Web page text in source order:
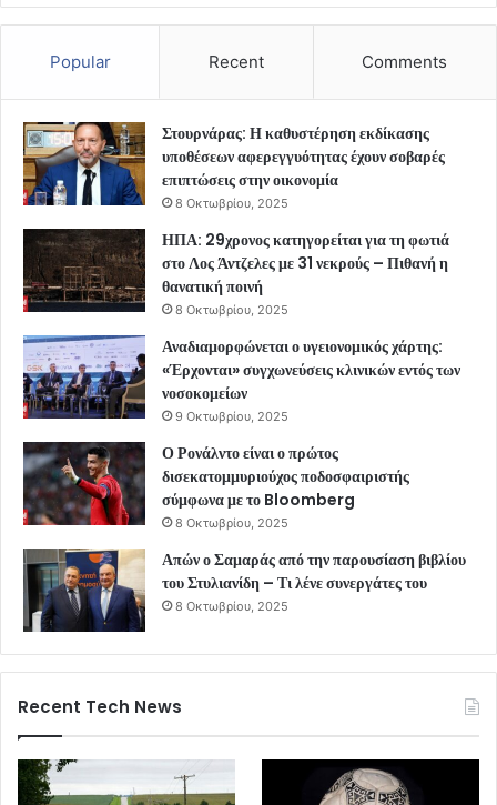
Popular Recent Comments
Στουρνάρας: Η καθυστέρηση εκδίκασης
υποθέσεων αφερεγγυότητας έχουν σοβαρές
επιπτώσεις στην οικονομία
8 Οκτωβρίου, 2025
ΗΠΑ: 29χρονος κατηγορείται για τη φωτιά
στο Λος Άντζελες με 31 νεκρούς – Πιθανή η
θανατική ποινή
8 Οκτωβρίου, 2025
Αναδιαμορφώνεται ο υγειονομικός χάρτης:
«Έρχονται» συγχωνεύσεις κλινικών εντός των
νοσοκομείων
9 Οκτωβρίου, 2025
Ο Ρονάλντο είναι ο πρώτος
δισεκατομμυριούχος ποδοσφαιριστής
σύμφωνα με το Bloomberg
8 Οκτωβρίου, 2025
Απών ο Σαμαράς από την παρουσίαση βιβλίου
του Στυλιανίδη – Τι λένε συνεργάτες του
8 Οκτωβρίου, 2025
Recent Tech News